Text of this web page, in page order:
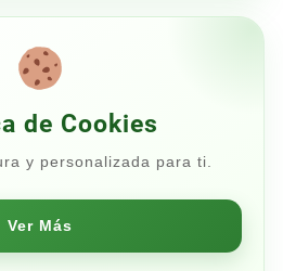
de Cookies
y personalizada para ti.
Ver Más